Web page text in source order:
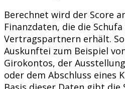
Berechnet wird der Score
Finanzdaten, die die
Vertragspartnern erhält.
Auskunftei zum Beispiel
Girokontos, der
oder dem Abschluss eines